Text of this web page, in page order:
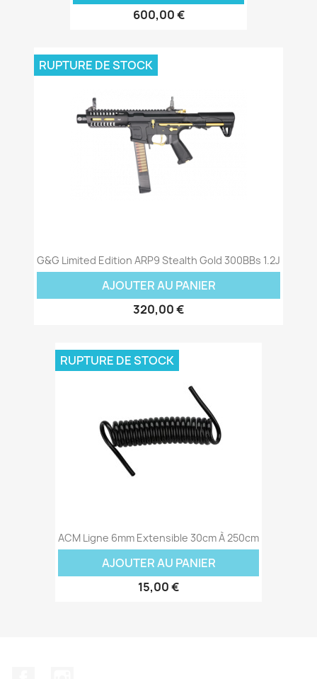
600,00 €
G&G Limited Edition ARP9 Stealth Gold 300BBs 1.2J
AJOUTER AU PANIER
320,00 €
RUPTURE DE STOCK
ACM Ligne 6mm Extensible 30cm À 250cm
AJOUTER AU PANIER
15,00 €
RUPTURE DE STOCK